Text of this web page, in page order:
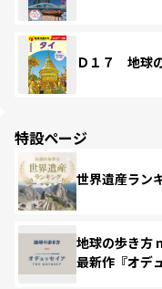
Ｄ１７ 地球
特設ページ
世界遺産ラン
地球の歩き方
最新作『オデ